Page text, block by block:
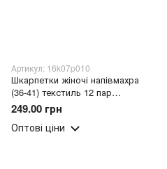
Артикул: 16k07p010
Шкарпетки жіночі напівмахра
(36-41) текстиль 12 пар
випадкові кольори
249.00 грн
Оптові ціни